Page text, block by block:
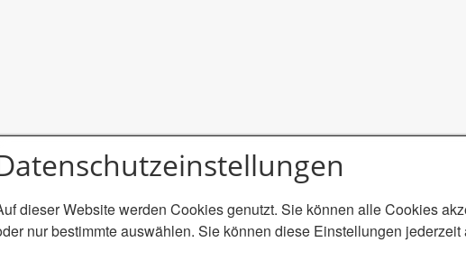
dieser Website werden Cookies genutzt. Sie können alle Cookies
nur bestimmte auswählen. Sie können diese Einstellungen jederzeit